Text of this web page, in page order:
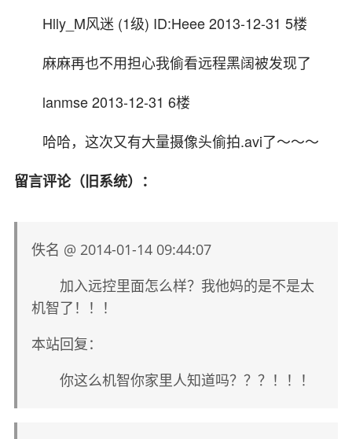
Hlly_M风迷 (1级) ID:Heee 2013-12-31 5楼
麻麻再也不用担心我偷看远程黑阔被发现了
lanmse 2013-12-31 6楼
哈哈，这次又有大量摄像头偷拍.avi了～～～
留言评论（旧系统）：
佚名 @ 2014-01-14 09:44:07
加入远控里面怎么样？我他妈的是不是太
机智了！！！
本站回复：
你这么机智你家里人知道吗？？？！！！